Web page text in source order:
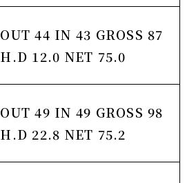
OUT 44 IN 43 GROSS 87
H.D 12.0 NET 75.0
OUT 49 IN 49 GROSS 98
H.D 22.8 NET 75.2